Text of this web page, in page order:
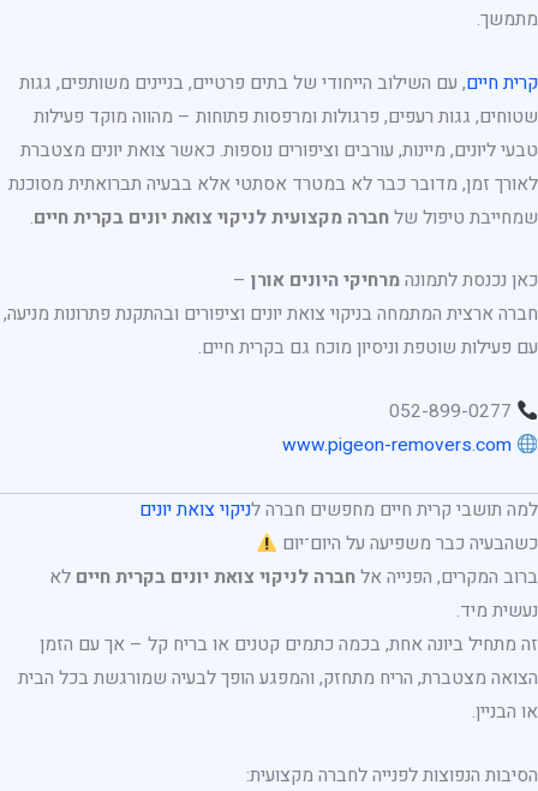
מתמשך.
קרית חיים, עם השילוב הייחודי של בתים פרטיים, בניינים משותפים, גגות
שטוחים, גגות רעפים, פרגולות ומרפסות פתוחות – מהווה מוקד פעילות
טבעי ליונים, מיינות, עורבים וציפורים נוספות. כאשר צואת יונים מצטברת
לאורך זמן, מדובר כבר לא במטרד אסתטי אלא בבעיה תברואתית מסוכנת
שמחייבת טיפול שלחברה מקצועית לניקוי צואת יונים בקרית חיים.
כאן נכנסת לתמונהמרחיקי היונים אורן –
חברה ארצית המתמחה בניקוי צואת יונים וציפורים ובהתקנת פתרונות מניעה,
עם פעילות שוטפת וניסיון מוכח גם בקרית חיים.
www.pigeon-removers.com
למה תושבי קרית חיים מחפשים חברה לניקוי צואת יונים
כשהבעיה כבר משפיעה על היום־יום
ברוב המקרים, הפנייה אלחברה לניקוי צואת יונים בקרית חיים לא
נעשית מיד.
זה מתחיל ביונה אחת, בכמה כתמים קטנים או בריח קל – אך עם הזמן
הצואה מצטברת, הריח מתחזק, והמפגע הופך לבעיה שמורגשת בכל הבית
או הבניין.
הסיבות הנפוצות לפנייה לחברה מקצועית: